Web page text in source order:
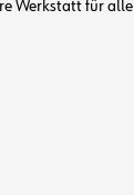
Werkstatt für alle